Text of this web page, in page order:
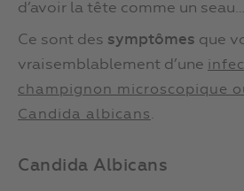
d’avoir la tête comme un seau…
Ce sont des symptômes que
vraisemblablement d’une
champignon microscopique
Candida albicans.
Candida Albicans